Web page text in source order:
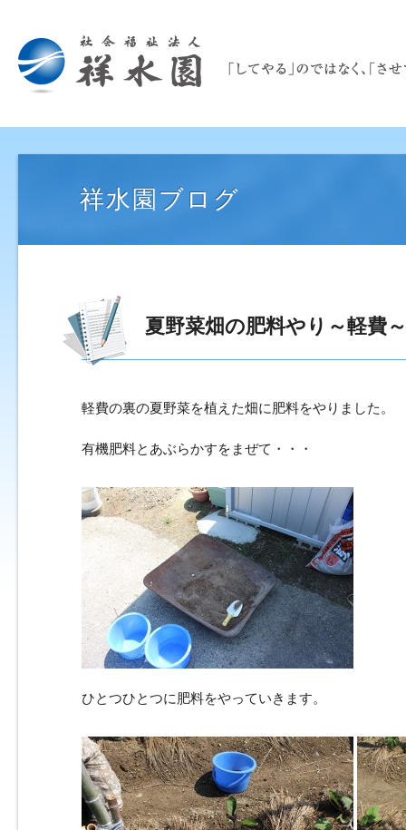
祥水園ブログ
夏野菜畑の肥料やり～軽費～
軽費の裏の夏野菜を植えた畑に肥料をやりました。
有機肥料とあぶらかすをまぜて・・・
ひとつひとつに肥料をやっていきます。